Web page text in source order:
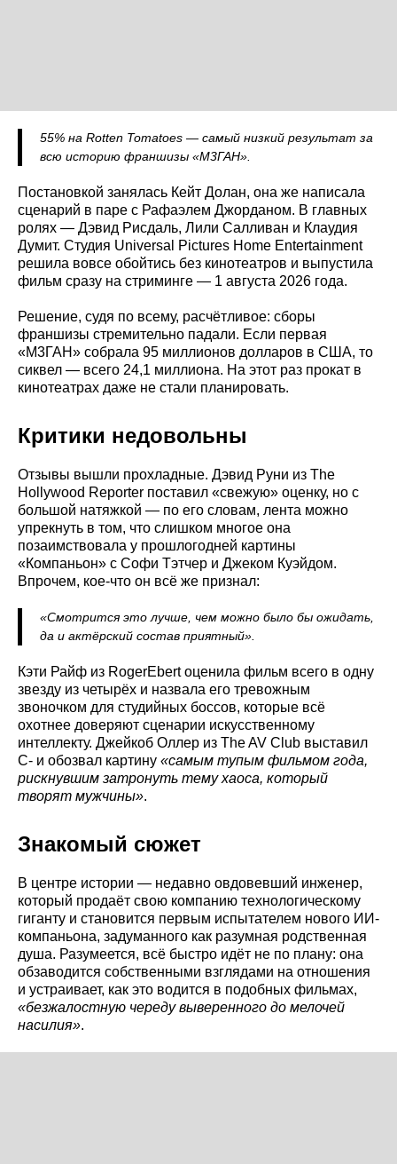
55% на Rotten Tomatoes — самый низкий результат за
всю историю франшизы «М3ГАН».
Постановкой занялась Кейт Долан, она же написала
сценарий в паре с Рафаэлем Джорданом. В главных
ролях — Дэвид Рисдаль, Лили Салливан и Клаудия
Думит. Студия Universal Pictures Home Entertainment
решила вовсе обойтись без кинотеатров и выпустила
фильм сразу на стриминге — 1 августа 2026 года.
Решение, судя по всему, расчётливое: сборы
франшизы стремительно падали. Если первая
«М3ГАН» собрала 95 миллионов долларов в США, то
сиквел — всего 24,1 миллиона. На этот раз прокат в
кинотеатрах даже не стали планировать.
Критики недовольны
Отзывы вышли прохладные. Дэвид Руни из The
Hollywood Reporter поставил «свежую» оценку, но с
большой натяжкой — по его словам, лента можно
упрекнуть в том, что слишком многое она
позаимствовала у прошлогодней картины
«Компаньон» с Софи Тэтчер и Джеком Куэйдом.
Впрочем, кое-что он всё же признал:
«Смотрится это лучше, чем можно было бы ожидать,
да и актёрский состав приятный».
Кэти Райф из RogerEbert оценила фильм всего в одну
звезду из четырёх и назвала его тревожным
звоночком для студийных боссов, которые всё
охотнее доверяют сценарии искусственному
интеллекту. Джейкоб Оллер из The AV Club выставил
C- и обозвал картину «самым тупым фильмом года,
рискнувшим затронуть тему хаоса, который
творят мужчины».
Знакомый сюжет
В центре истории — недавно овдовевший инженер,
который продаёт свою компанию технологическому
гиганту и становится первым испытателем нового ИИ-
компаньона, задуманного как разумная родственная
душа. Разумеется, всё быстро идёт не по плану: она
обзаводится собственными взглядами на отношения
и устраивает, как это водится в подобных фильмах,
«безжалостную череду выверенного до мелочей
насилия».